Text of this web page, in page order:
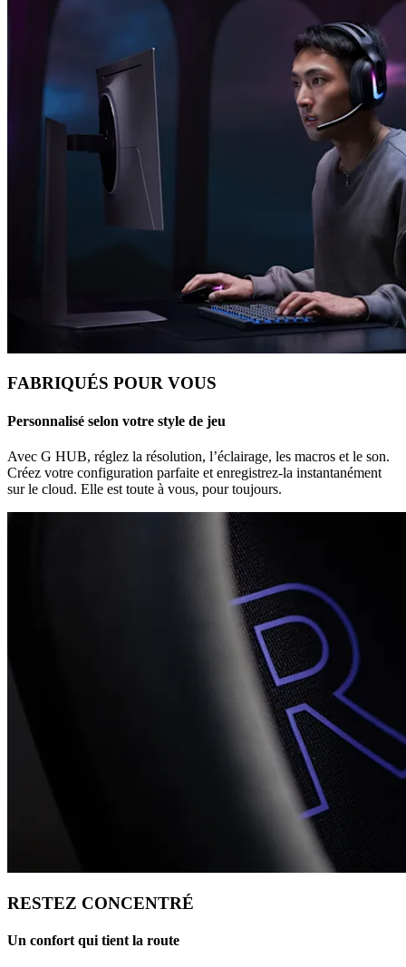
FABRIQUÉS POUR VOUS
Personnalisé selon votre style de jeu
Avec G HUB, réglez la résolution, l’éclairage, les macros et le son.
Créez votre configuration parfaite et enregistrez-la instantanément
sur le cloud. Elle est toute à vous, pour toujours.
RESTEZ CONCENTRÉ
Un confort qui tient la route